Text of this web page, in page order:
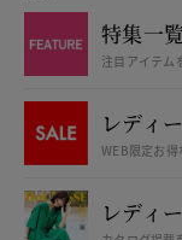
特集一覧
注目アイテム
レディ
WEB限定お得
レディ